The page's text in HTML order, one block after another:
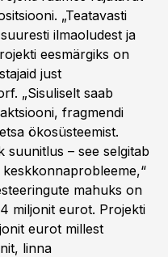
„Teatavasti
ilmaoludest ja
eesmärgiks on
just
„Sisuliselt saab
fragmendi
ökosüsteemist.
suunitlus – see selgitab
mahuks on
miljonit eurot. Projekti
eurot millest
linna